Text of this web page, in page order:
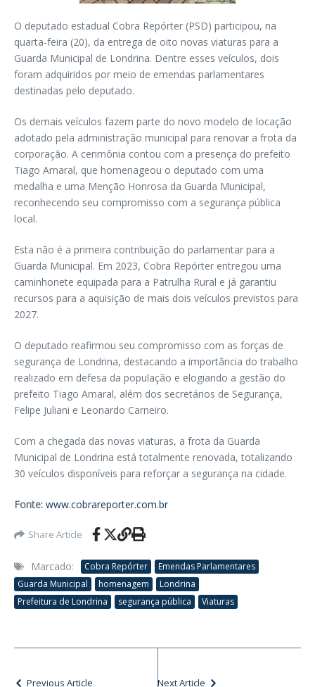
O deputado estadual Cobra Repórter (PSD) participou, na
quarta-feira (20), da entrega de oito novas viaturas para a
Guarda Municipal de Londrina. Dentre esses veículos, dois
foram adquiridos por meio de emendas parlamentares
destinadas pelo deputado.
Os demais veículos fazem parte do novo modelo de locação
adotado pela administração municipal para renovar a frota da
corporação. A cerimônia contou com a presença do prefeito
Tiago Amaral, que homenageou o deputado com uma
medalha e uma Menção Honrosa da Guarda Municipal,
reconhecendo seu compromisso com a segurança pública
local.
Esta não é a primeira contribuição do parlamentar para a
Guarda Municipal. Em 2023, Cobra Repórter entregou uma
caminhonete equipada para a Patrulha Rural e já garantiu
recursos para a aquisição de mais dois veículos previstos para
2027.
O deputado reafirmou seu compromisso com as forças de
segurança de Londrina, destacando a importância do trabalho
realizado em defesa da população e elogiando a gestão do
prefeito Tiago Amaral, além dos secretários de Segurança,
Felipe Juliani e Leonardo Carneiro.
Com a chegada das novas viaturas, a frota da Guarda
Municipal de Londrina está totalmente renovada, totalizando
30 veículos disponíveis para reforçar a segurança na cidade.
Fonte: www.cobrareporter.com.br
Share Article
Marcado: Cobra Repórter
Emendas Parlamentares
Guarda Municipal
homenagem
Londrina
Prefeitura de Londrina
segurança pública Viaturas
Previous Article Next Article